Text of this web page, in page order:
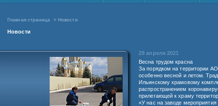
Главная страница > Новости
Новости
29 апреля 2021
Весна трудом красна
За порядком на территории
особенно весной и летом.
Ильинскому храмовому
распространением
прилегающей к храму
«У нас на заводе